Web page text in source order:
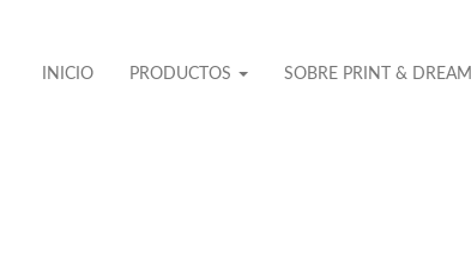
INICIO PRODUCTOS SOBRE PRINT & DREAM